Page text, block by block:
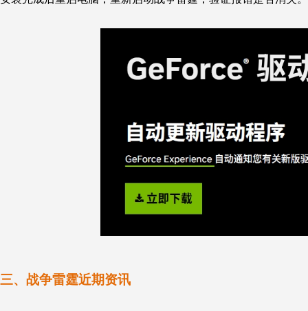
三、战争雷霆近期资讯